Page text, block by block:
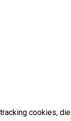
cookies, die